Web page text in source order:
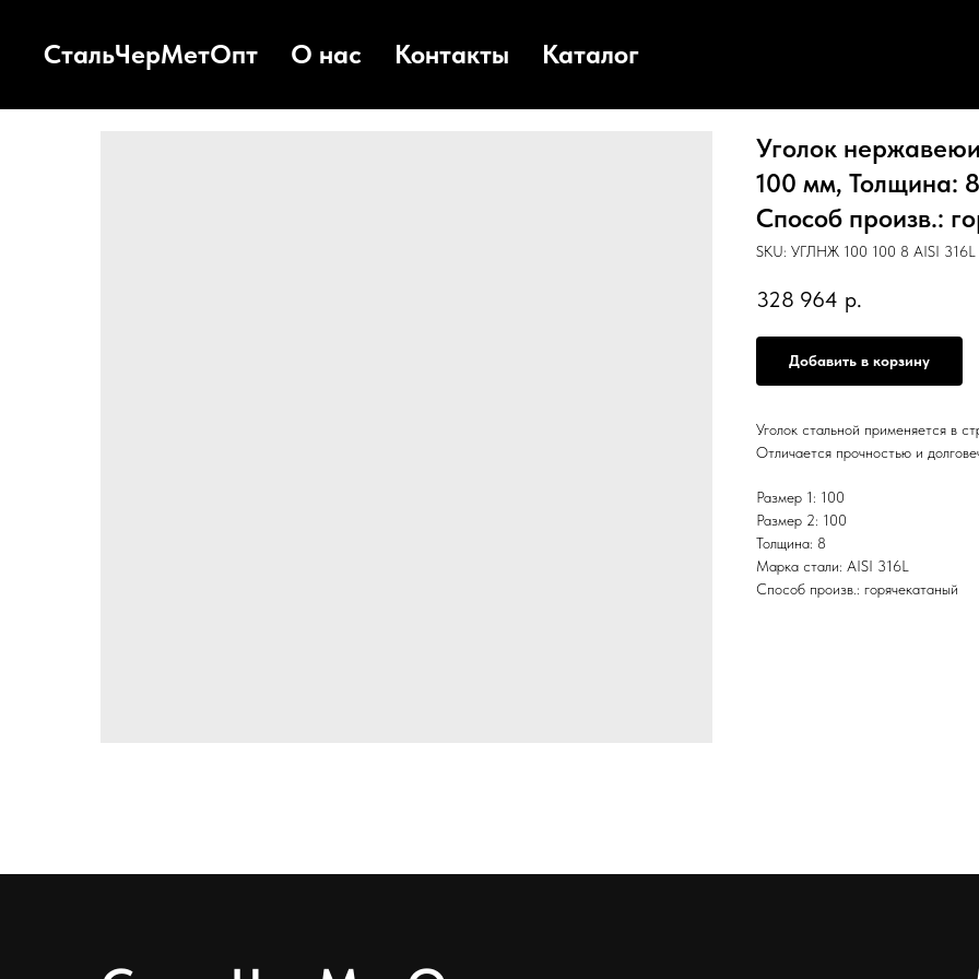
СтальЧерМетОпт О нас Контакты Каталог
Уголок
100 мм, Толщина:
Способ произв.:
SKU: УГЛНЖ 100 100 8 AISI 316L
328 964 р.
Добавить в корзину
Уголок стальной применяется в
Отличается прочностью и
Размер 1: 100
Размер 2: 100
Толщина: 8
Марка стали: AISI 316L
Способ произв.: горячекатаный